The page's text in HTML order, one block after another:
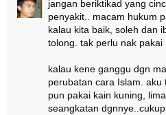
jangan beriktikad yang
penyakit.. macam hukum
kalau kita baik, soleh dan
tolong. tak perlu nak pakai
kalau kene ganggu dgn
perubatan cara Islam.
pun pakai kain kuning,
seangkatan